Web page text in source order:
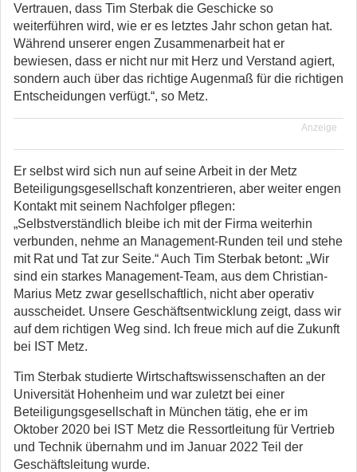
Vertrauen, dass Tim Sterbak die Geschicke so
weiterführen wird, wie er es letztes Jahr schon getan hat.
Während unserer engen Zusammenarbeit hat er
bewiesen, dass er nicht nur mit Herz und Verstand agiert,
sondern auch über das richtige Augenmaß für die richtigen
Entscheidungen verfügt.“, so Metz.
Anzeige
Er selbst wird sich nun auf seine Arbeit in der Metz
Beteiligungsgesellschaft konzentrieren, aber weiter engen
Kontakt mit seinem Nachfolger pflegen:
„Selbstverständlich bleibe ich mit der Firma weiterhin
verbunden, nehme an Management-Runden teil und stehe
mit Rat und Tat zur Seite.“ Auch Tim Sterbak betont: „Wir
sind ein starkes Management-Team, aus dem Christian-
Marius Metz zwar gesellschaftlich, nicht aber operativ
ausscheidet. Unsere Geschäftsentwicklung zeigt, dass wir
auf dem richtigen Weg sind. Ich freue mich auf die Zukunft
bei IST Metz.
Tim Sterbak studierte Wirtschaftswissenschaften an der
Universität Hohenheim und war zuletzt bei einer
Beteiligungsgesellschaft in München tätig, ehe er im
Oktober 2020 bei IST Metz die Ressortleitung für Vertrieb
und Technik übernahm und im Januar 2022 Teil der
Geschäftsleitung wurde.